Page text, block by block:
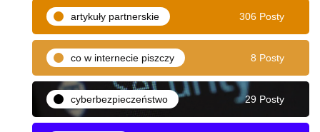
artykuły partnerskie 306 Posty
co w internecie piszczy 8 Posty
cyberbezpieczeństwo 29 Posty